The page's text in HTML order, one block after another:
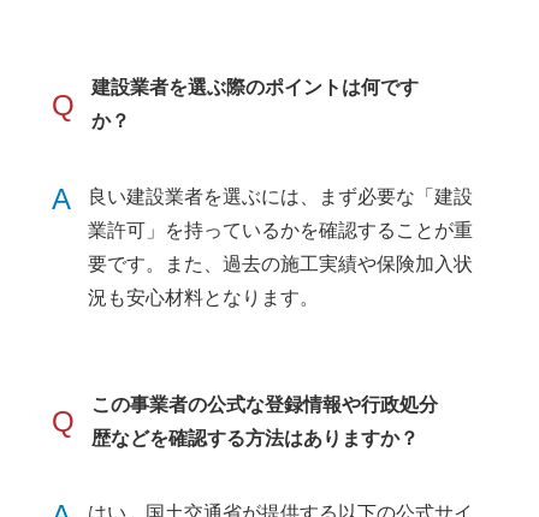
Q
建設業者を選ぶ際のポイントは何です
か？
A
良い建設業者を選ぶには、まず必要な「建設
業許可」を持っているかを確認することが重
要です。また、過去の施工実績や保険加入状
況も安心材料となります。
Q
この事業者の公式な登録情報や行政処分
歴などを確認する方法はありますか？